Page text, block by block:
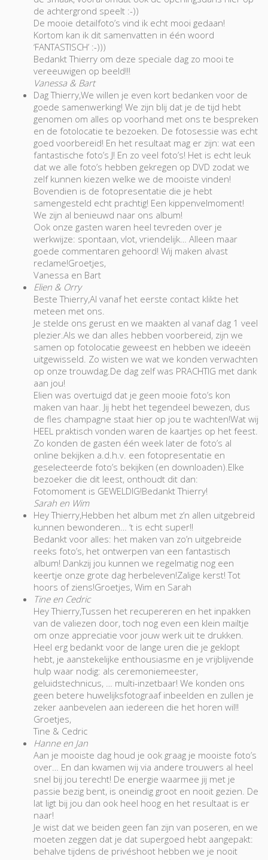
de achtergrond speelt :-))
De mooie detailfoto’s vind ik echt mooi gedaan!
Kortom kan ik dit samenvatten in één woord
‘FANTASTISCH’ :-)))
Bedankt Thierry om deze speciale dag zo mooi te
vereeuwigen op beeld!!!
Vanessa & Bart
Dag Thierry,We willen je even kort bedanken voor de
goede samenwerking! We zijn blij dat je de tijd hebt
genomen om alles op voorhand met ons te bespreken
en de fotolocatie te bezoeken. De fotosessie was echt
goed voorbereid! En het resultaat mag er zijn: wat een
fantastische foto’s J! En zo veel foto’s! Het is echt leuk
dat we alle foto’s hebben gekregen op DVD zodat we
zelf kunnen kiezen welke we de mooiste vinden!
Bovendien is de fotopresentatie die je hebt
samengesteld echt prachtig! Een kippenvelmoment!
We zijn al benieuwd naar ons album!
Ook onze gasten waren heel tevreden over je
werkwijze: spontaan, vlot, vriendelijk… Alleen maar
goede commentaren gehoord! Wij maken alvast
reclame!Groetjes,
Vanessa en Bart
Elien & Orry
Beste Thierry,Al vanaf het eerste contact klikte het
meteen met ons.
Je stelde ons gerust en we maakten al vanaf dag 1 veel
plezier.Als we dan alles hebben voorbereid, zijn we
samen op fotolocatie geweest en hebben we ideeën
uitgewisseld. Zo wisten we wat we konden verwachten
op onze trouwdag.De dag zelf was PRACHTIG met dank
aan jou!
Elien was overtuigd dat je geen mooie foto’s kon
maken van haar. Jij hebt het tegendeel bewezen, dus
de fles champagne staat hier op jou te wachten!Wat wij
HEEL praktisch vonden waren de kaartjes op het feest.
Zo konden de gasten één week later de foto’s al
online bekijken a.d.h.v. een fotopresentatie en
geselecteerde foto’s bekijken (en downloaden).Elke
bezoeker die dit leest, onthoudt dit dan:
Fotomoment is GEWELDIG!Bedankt Thierry!
Sarah en Wim
Hey Thierry,Hebben het album met z’n allen uitgebreid
kunnen bewonderen… ‘t is echt super!!
Bedankt voor alles: het maken van zo’n uitgebreide
reeks foto’s, het ontwerpen van een fantastisch
album! Dankzij jou kunnen we regelmatig nog een
keertje onze grote dag herbeleven!Zalige kerst! Tot
hoors of ziens!Groetjes, Wim en Sarah
Tine en Cedric
Hey Thierry,Tussen het recupereren en het inpakken
van de valiezen door, toch nog even een klein mailtje
om onze appreciatie voor jouw werk uit te drukken.
Heel erg bedankt voor de lange uren die je geklopt
hebt, je aanstekelijke enthousiasme en je vrijblijvende
hulp waar nodig: als ceremoniemeester,
geluidstechnicus, … multi-inzetbaar! We konden ons
geen betere huwelijksfotograaf inbeelden en zullen je
zeker aanbevelen aan iedereen die het horen wil!!
Groetjes,
Tine & Cedric
Hanne en Jan
Aan je mooiste dag houd je ook graag je mooiste foto’s
over… En dan kwamen wij via andere trouwers al heel
snel bij jou terecht! De energie waarmee jij met je
passie bezig bent, is oneindig groot en nooit gezien. De
lat ligt bij jou dan ook heel hoog en het resultaat is er
naar!
Je wist dat we beiden geen fan zijn van poseren, en we
moeten zeggen dat je dat supergoed hebt aangepakt:
behalve tijdens de privéshoot hebben we je nooit